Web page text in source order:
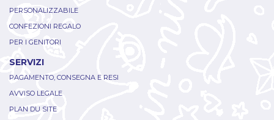
PERSONALIZZABILE
CONFEZIONI REGALO
PER I GENITORI
SERVIZI
PAGAMENTO, CONSEGNA E RESI
AVVISO LEGALE
PLAN DU SITE